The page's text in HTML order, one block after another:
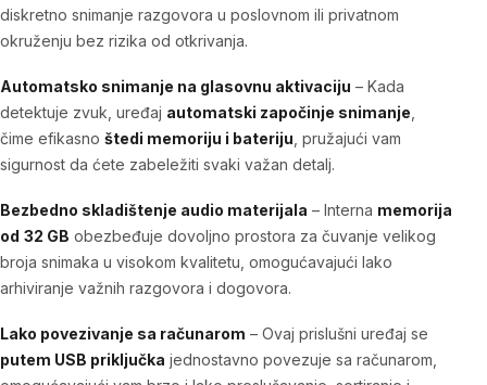
diskretno snimanje razgovora u poslovnom ili privatnom
okruženju bez rizika od otkrivanja.
Automatsko snimanje na glasovnu aktivaciju – Kada
detektuje zvuk, uređaj automatski započinje snimanje
čime efikasno štedi memoriju i bateriju , pružajući vam
sigurnost da ćete zabeležiti svaki važan detalj.
Bezbedno skladištenje audio materijala – Interna memorija
od 32 GB obezbeđuje dovoljno prostora za čuvanje velikog
broja snimaka u visokom kvalitetu, omogućavajući lako
arhiviranje važnih razgovora i dogovora.
Lako povezivanje sa računarom – Ovaj prislušni uređaj se
putem USB priključka jednostavno povezuje sa računarom,